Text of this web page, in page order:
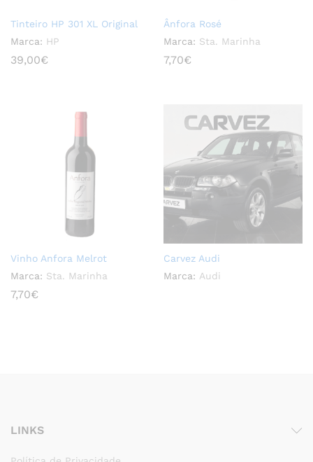
Tinteiro HP 301 XL Original
Marca: HP
39,00€
Ânfora Rosé
Marca: Sta. Marinha
7,70€
Vinho Anfora Melrot
Marca: Sta. Marinha
7,70€
Carvez Audi
Marca: Audi
LINKS